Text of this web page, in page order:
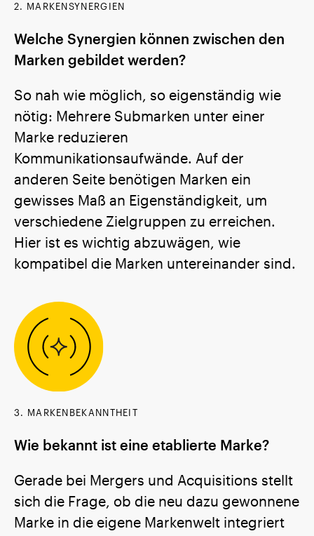
2. MARKENSYNERGIEN
Welche Synergien können zwischen den
Marken gebildet werden?
So nah wie möglich, so eigenständig wie
nötig: Mehrere Submarken unter einer
Marke reduzieren
Kommunikationsaufwände. Auf der
anderen Seite benötigen Marken ein
gewisses Maß an Eigenständigkeit, um
verschiedene Zielgruppen zu erreichen.
Hier ist es wichtig abzuwägen, wie
kompatibel die Marken untereinander sind.
3. MARKENBEKANNTHEIT
Wie bekannt ist eine etablierte Marke?
Gerade bei Mergers und Acquisitions stellt
sich die Frage, ob die neu dazu gewonnene
Marke in die eigene Markenwelt integriert